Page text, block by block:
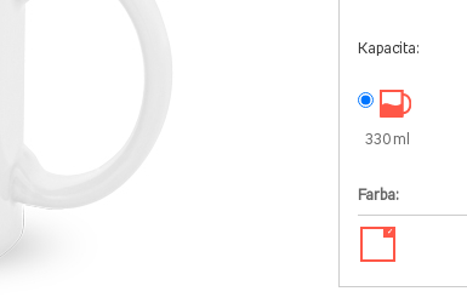
Kapacita:
330 ml
Farba:
✓